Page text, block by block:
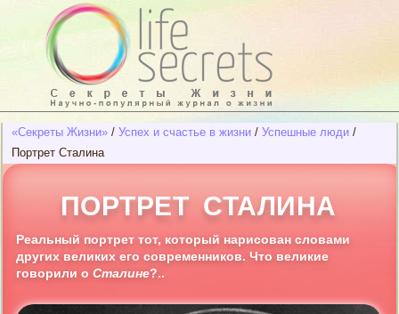
«Секреты Жизни» / Успех и счастье в жизни / Успешные люди /
Портрет Сталина
ПОРТРЕТ СТАЛИНА
Реальный портрет тот, который нарисован словами
других великих его современников. Что великие
говорили о Сталине?..